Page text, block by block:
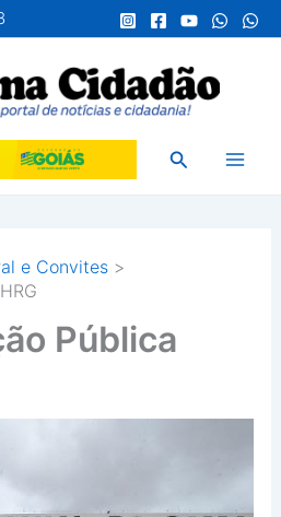
Pesquisar
e Convites
Pública